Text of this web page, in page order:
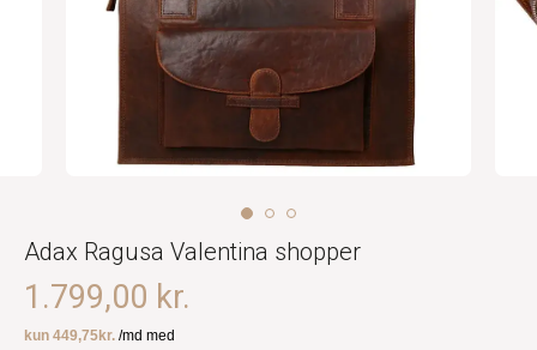
Adax Ragusa Valentina shopper
1.799,00 kr.